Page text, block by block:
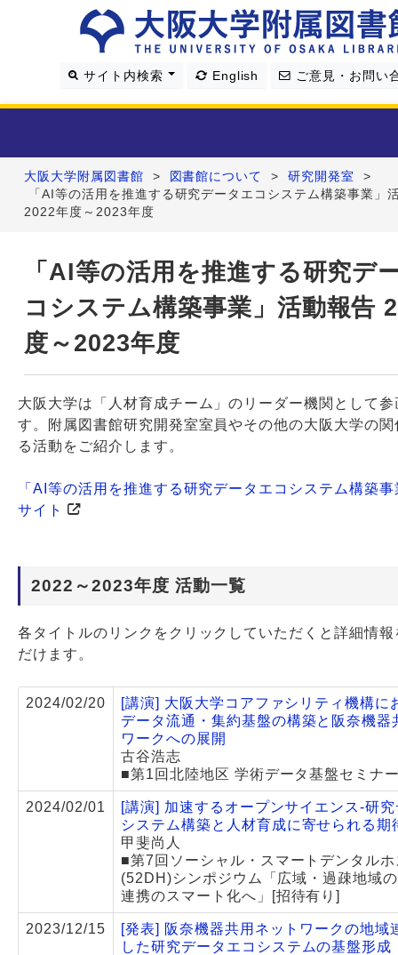
サイト内検索 English ご意見・お問い
利用案内
学習・研究支援
図書館について
Webサービス
大阪大学附属図書館 > 図書館について > 研究開発室
>
「AI等の活用を推進する研究データエコシステム構築事業」
2022年度～2023年度
「AI等の活用を推進する研究デ
コシステム構築事業」活動報告
度～2023年度
大阪大学は「人材育成チーム」のリーダー機関として
す。附属図書館研究開発室室員やその他の大阪大学の
る活動をご紹介します。
「AI等の活用を推進する研究データエコシステム構築
サイト
2022～2023年度 活動一覧
各タイトルのリンクをクリックしていただくと詳細情
だけます。
2024/02/20
[講演] 大阪大学コアファシリティ機構に
データ流通・集約基盤の構築と阪奈機器
ワークへの展開
古谷浩志
■第1回北陸地区 学術データ基盤セミナ
2024/02/01
[講演] 加速するオープンサイエンス-研
システム構築と人材育成に寄せられる期
甲斐尚人
■第7回ソーシャル・スマートデンタル
(52DH)シンポジウム「広域・過疎地域
連携のスマート化へ」[招待有り]
2023/12/15
[発表] 阪奈機器共用ネットワークの地域
した研究データエコシステムの基盤形成